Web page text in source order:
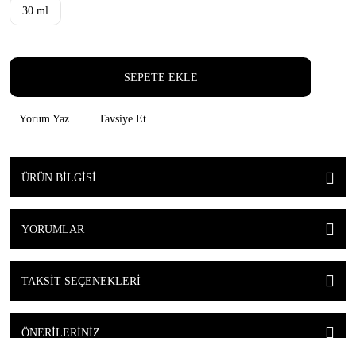
30 ml
SEPETE EKLE
Yorum Yaz Tavsiye Et
ÜRÜN BILGISI
YORUMLAR
TAKSIT SEÇENEKLERI
ÖNERILERINIZ